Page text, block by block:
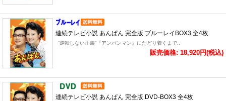
連続テレビ小説 あんぱん 完全版 ブルーレイBOX3 全4枚
“逆転しない正義”『アンパンマン』にたどり着くまで..
販売価格: 18,920円(税込)
連続テレビ小説 あんぱん 完全版 DVD-BOX3 全4枚